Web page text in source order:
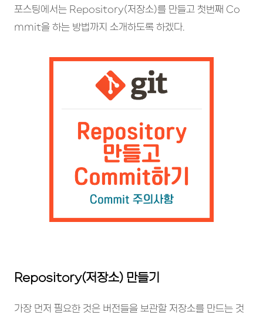
포스팅에서는 Repository(저장소)를 만들고 첫번째 Co
mmit을 하는 방법까지 소개하도록 하겠다.
Repository(저장소) 만들기
가장 먼저 필요한 것은 버전들을 보관할 저장소를 만드는 것